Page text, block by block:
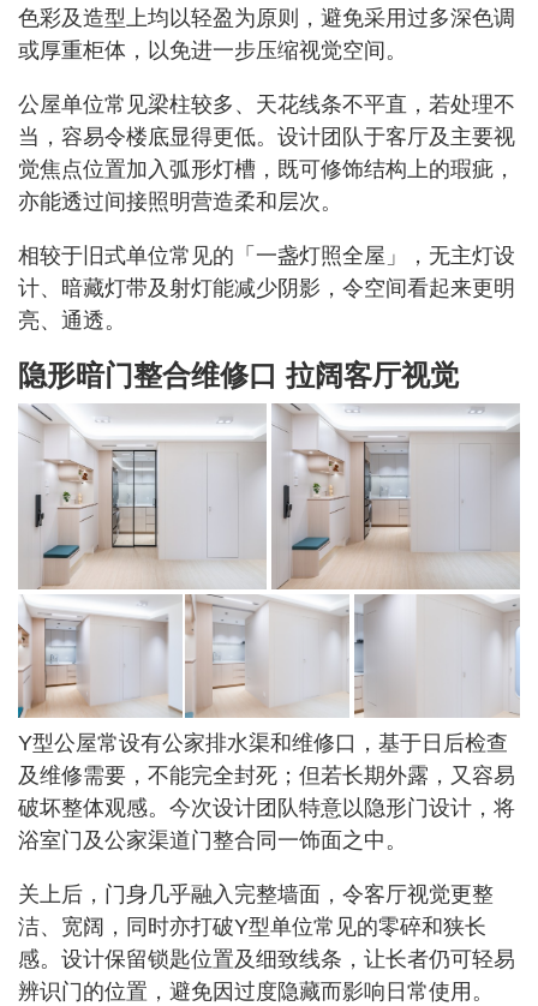
色彩及造型上均以轻盈为原则，避免采用过多深色调
或厚重柜体，以免进一步压缩视觉空间。
公屋单位常见梁柱较多、天花线条不平直，若处理不
当，容易令楼底显得更低。设计团队于客厅及主要视
觉焦点位置加入弧形灯槽，既可修饰结构上的瑕疵，
亦能透过间接照明营造柔和层次。
相较于旧式单位常见的「一盏灯照全屋」，无主灯设
计、暗藏灯带及射灯能减少阴影，令空间看起来更明
亮、通透。
隐形暗门整合维修口 拉阔客厅视觉
Y型公屋常设有公家排水渠和维修口，基于日后检查
及维修需要，不能完全封死；但若长期外露，又容易
破坏整体观感。今次设计团队特意以隐形门设计，将
浴室门及公家渠道门整合同一饰面之中。
关上后，门身几乎融入完整墙面，令客厅视觉更整
洁、宽阔，同时亦打破Y型单位常见的零碎和狭长
感。设计保留锁匙位置及细致线条，让长者仍可轻易
辨识门的位置，避免因过度隐藏而影响日常使用。